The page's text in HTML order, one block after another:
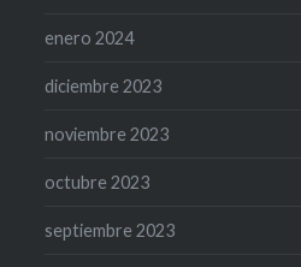
enero 2024
diciembre 2023
noviembre 2023
octubre 2023
septiembre 2023